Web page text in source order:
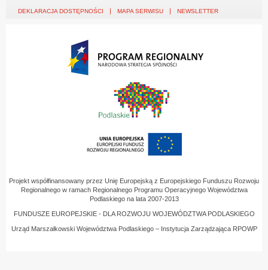
DEKLARACJA DOSTĘPNOŚCI MAPA SERWISU NEWSLETTER
Projekt współfinansowany przez Unię Europejską z Europejskiego Funduszu Rozwoju
Regionalnego w ramach Regionalnego Programu Operacyjnego Województwa
Podlaskiego na lata 2007-2013
FUNDUSZE EUROPEJSKIE - DLA ROZWOJU WOJEWÓDZTWA PODLASKIEGO
Urząd Marszałkowski Województwa Podlaskiego – Instytucja Zarządzająca RPOWP